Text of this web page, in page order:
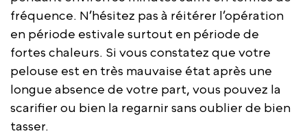
fréquence. N’hésitez pas à réitérer l’opération
en période estivale surtout en période de
fortes chaleurs. Si vous constatez que votre
pelouse est en très mauvaise état après une
longue absence de votre part, vous pouvez la
scarifier ou bien la regarnir sans oublier de bien
tasser.